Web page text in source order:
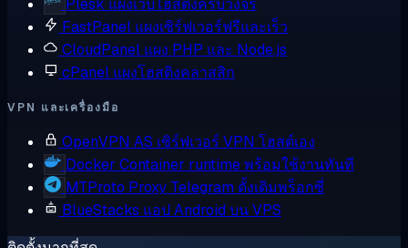
Plesk แผงเว็บโฮสติงครบวงจร
FastPanel แผงเซิร์ฟเวอร์ฟรีและเร็ว
CloudPanel แผง PHP และ Node.js
cPanel แผงโฮสติงคลาสสิก
VPN และเครื่องมือ
OpenVPN AS เซิร์ฟเวอร์ VPN โฮสต์เอง
Docker Container runtime พร้อมใช้งานทันที
MTProto Proxy Telegram ดั้งเดิมพร็อกซี่
BlueStacks แอป Android บน VPS